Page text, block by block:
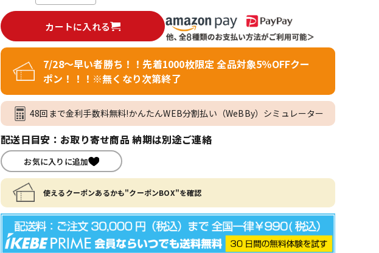
カートに入れる
7/28～早い者勝ち！！先着1000枚限定 全品対象5％OFFクー
ポン！！！※無くなり次第終了
48回まで金利手数料無料!かんたんWEB分割払い（WeBBy）シミュレーター
配送日目安：お取り寄せ商品 納期は別途ご連絡
お気に入りに追加
使えるクーポンあるかも"クーポンBOX"を確認